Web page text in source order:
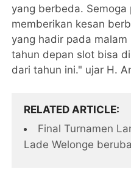
yang berbeda.
memberikan kesan
yang hadir pada
tahun depan slot bisa
dari tahun ini." ujar H.
RELATED ARTICLE
Final Turnamen
Lade Welonge